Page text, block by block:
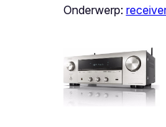
Onderwerp: receiver